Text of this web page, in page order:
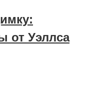
от Уэллса